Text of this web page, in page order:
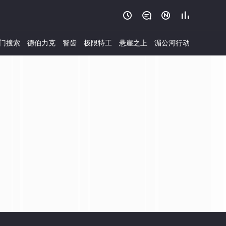
   
搜索 德伯力克 智齿 极限特工 悬崖之上 湄公河行动